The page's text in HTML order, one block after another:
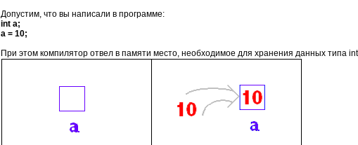
Допустим, что вы написали в программе:
int a;
a = 10;
При этом компилятор отвел в памяти место, необходимое для хранения данных типа